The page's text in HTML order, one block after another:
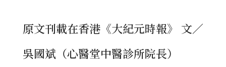
原文刊載在香港《大紀元時報》 文／
吳國斌（心醫堂中醫診所院長）